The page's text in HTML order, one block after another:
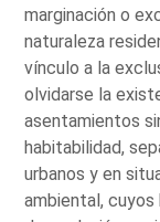
marginación o
naturaleza
vínculo a la
olvidarse la
asentamientos
habitabilidad,
urbanos y en
ambiental,